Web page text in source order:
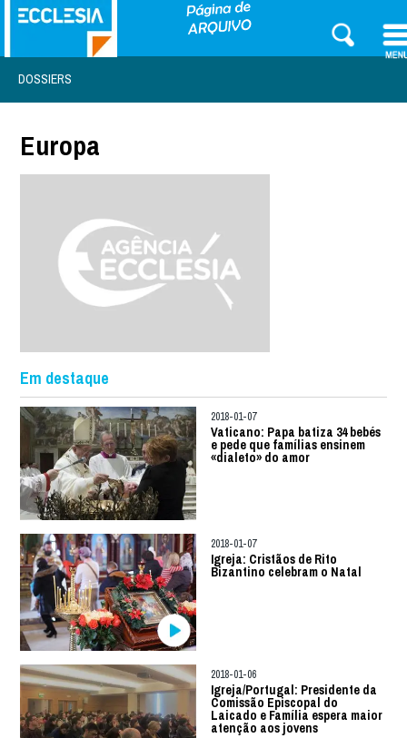
DOSSIERS
Europa
Em destaque
2018-01-07
Vaticano: Papa batiza 34 bebés
e pede que famílias ensinem
«dialeto» do amor
2018-01-07
Igreja: Cristãos de Rito
Bizantino celebram o Natal
2018-01-06
Igreja/Portugal: Presidente da
Comissão Episcopal do
Laicado e Família espera maior
atenção aos jovens